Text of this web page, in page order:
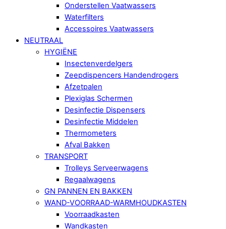
Onderstellen Vaatwassers
Waterfilters
Accessoires Vaatwassers
NEUTRAAL
HYGIËNE
Insectenverdelgers
Zeepdispencers Handendrogers
Afzetpalen
Plexiglas Schermen
Desinfectie Dispensers
Desinfectie Middelen
Thermometers
Afval Bakken
TRANSPORT
Trolleys Serveerwagens
Regaalwagens
GN PANNEN EN BAKKEN
WAND-VOORRAAD-WARMHOUDKASTEN
Voorraadkasten
Wandkasten